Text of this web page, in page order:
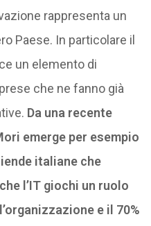
rappresenta un
Paese. In particolare il
un elemento di
che ne fanno già
Da una recente
emerge per esempio
italiane che
l’IT giochi un ruolo
e il 70%